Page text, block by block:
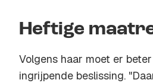
Heftige
Volgens haar moet er
ingrijpende beslissing.